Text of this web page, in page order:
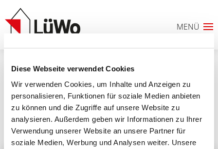
Diese Webseite verwendet Cookies
Wir verwenden Cookies, um Inhalte und Anzeigen zu
personalisieren, Funktionen für soziale Medien anbieten
zu können und die Zugriffe auf unsere Website zu
analysieren. Außerdem geben wir Informationen zu Ihrer
Verwendung unserer Website an unsere Partner für
soziale Medien, Werbung und Analysen weiter. Unsere
MalerBusenisu2026
Ähnliche Beiträge Alle Beiträge